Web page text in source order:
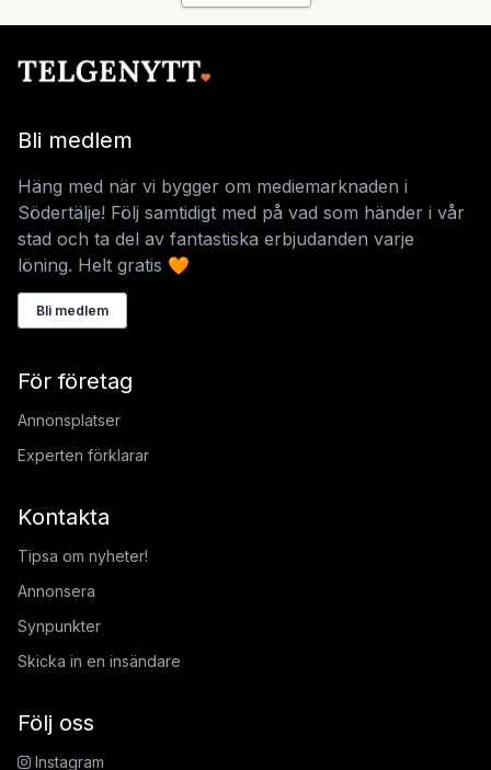
Bli medlem
Häng med när vi bygger om mediemarknaden i
Södertälje! Följ samtidigt med på vad som händer i vår
stad och ta del av fantastiska erbjudanden varje
löning. Helt gratis 🧡
Bli medlem
För företag
Annonsplatser
Experten förklarar
Kontakta
Tipsa om nyheter!
Annonsera
Synpunkter
Skicka in en insändare
Följ oss
Instagram